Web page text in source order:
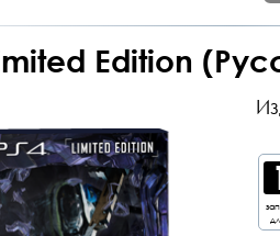
Edition